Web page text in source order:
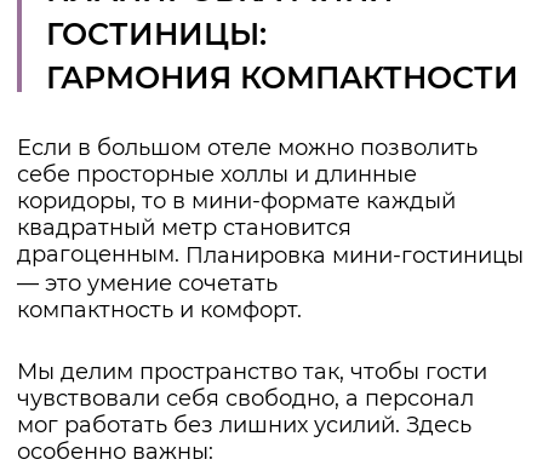
ЗАПОМИНАЮТ
ДИЗАЙН ИНТЕРЬЕРА
МИНИ-ГОСТИНИЦЫ:
текстиль, приглушенные оттенки
создают ощущение тепла.
Свет.
Несколько сценариев освещения
помогают менять атмосферу — утро,
день, вечер.
Здесь многое решают эмоции:
дизайн интерьера мини-гостиницы
становится сердцем проекта.
Можно построить правильный дом, но если
внутри не будет души — гость уйдёт и не
вернётся. Поэтому